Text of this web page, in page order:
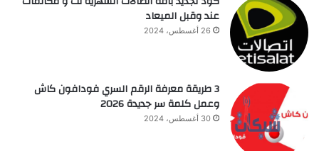
عند وقبل الميعاد
26 أغسطس، 2024
3 طريقة معرفة الرقم السري فودافون كاش
وعمل كلمة سر جديدة 2026
30 أغسطس، 2024